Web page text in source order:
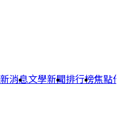
消息文學新聞排行榜焦點